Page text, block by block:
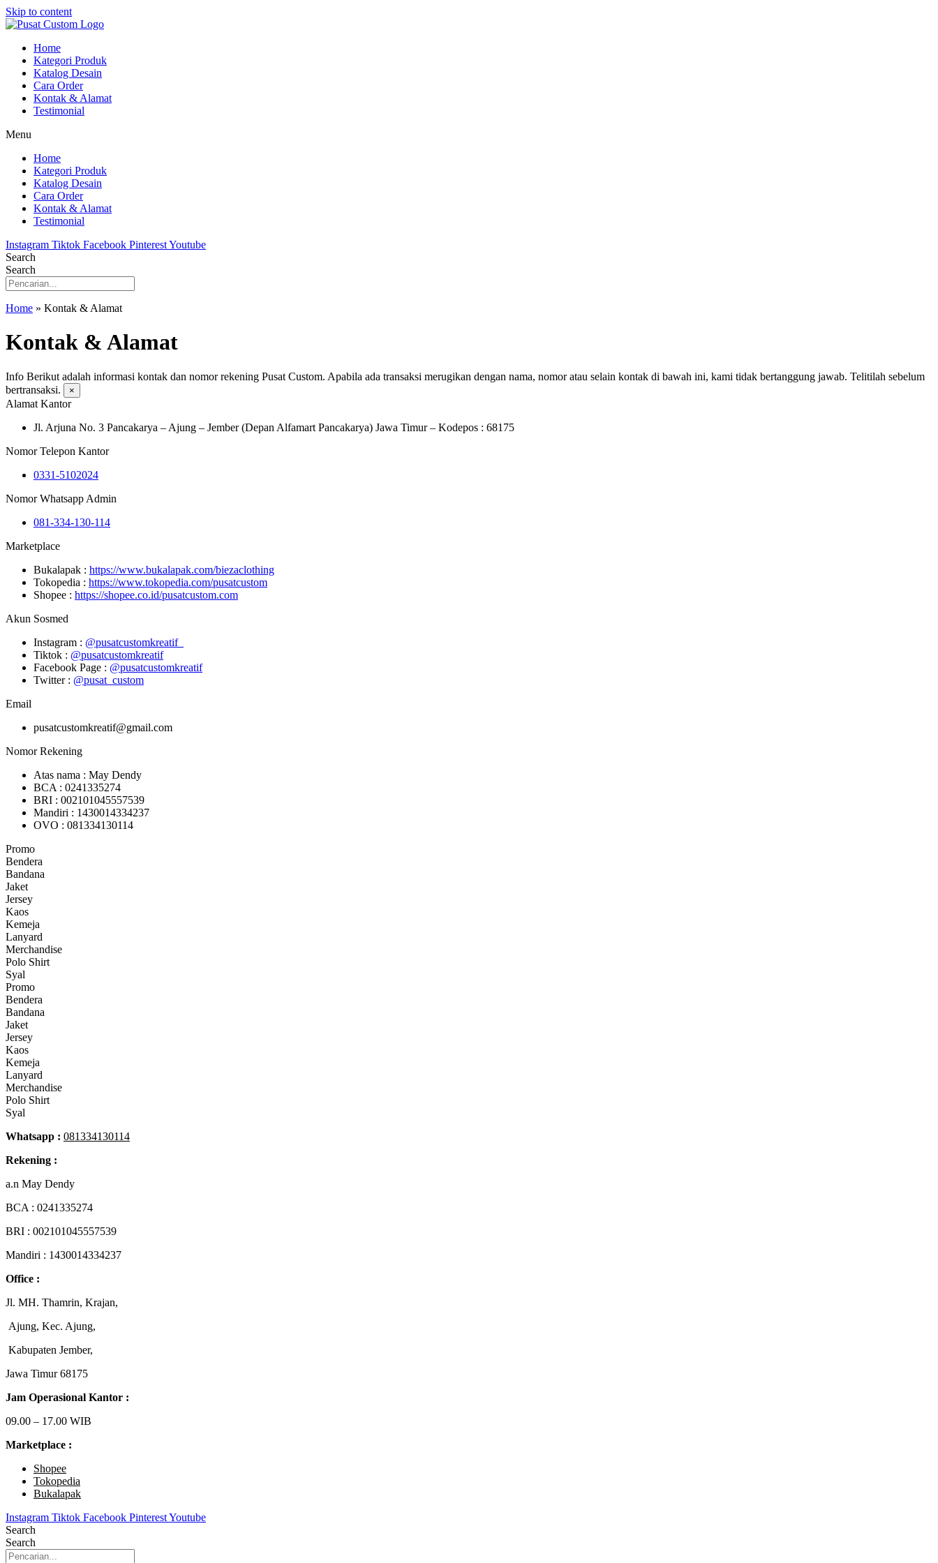
Skip to content
Home
Kategori Produk
Katalog Desain
Cara Order
Kontak & Alamat
Testimonial
Menu
Home
Kategori Produk
Katalog Desain
Cara Order
Kontak & Alamat
Testimonial
Instagram Tiktok Facebook PinterestYoutube
Search
Search
Home » Kontak & Alamat
Kontak & Alamat
Info Berikut adalah informasi kontak dan nomor rekening Pusat Custom. Apabila ada transaksi merugikan dengan nama, nomor atau selain kontak di bawah ini, kami tidak bertanggung jawab. Telitilah sebelum
bertransaksi.
×
Alamat Kantor
Jl. Arjuna No. 3 Pancakarya – Ajung – Jember (Depan Alfamart Pancakarya) Jawa Timur – Kodepos : 68175
Nomor Telepon Kantor
0331-5102024
Nomor Whatsapp Admin
081-334-130-114
Marketplace
Bukalapak : https://www.bukalapak.com/biezaclothing
Tokopedia : https://www.tokopedia.com/pusatcustom
Shopee : https://shopee.co.id/pusatcustom.com
Akun Sosmed
Instagram : @pusatcustomkreatif_
Tiktok : @pusatcustomkreatif
Facebook Page : @pusatcustomkreatif
Twitter : @pusat_custom
Email
pusatcustomkreatif@gmail.com
Nomor Rekening
Atas nama : May Dendy
BCA : 0241335274
BRI : 002101045557539
Mandiri : 1430014334237
OVO : 081334130114
Promo
Bendera
Bandana
Jaket
Jersey
Kaos
Kemeja
Lanyard
Merchandise
Polo Shirt
Syal
Promo
Bendera
Bandana
Jaket
Jersey
Kaos
Kemeja
Lanyard
Merchandise
Polo Shirt
Syal
Whatsapp : 081334130114
Rekening :
a.n May Dendy
BCA : 0241335274
BRI : 002101045557539
Mandiri : 1430014334237
Office :
Jl. MH. Thamrin, Krajan,
Ajung, Kec. Ajung,
Kabupaten Jember,
Jawa Timur 68175
Jam Operasional Kantor :
09.00 – 17.00 WIB
Marketplace :
Shopee
Tokopedia
Bukalapak
Instagram Tiktok Facebook PinterestYoutube
Search
Search